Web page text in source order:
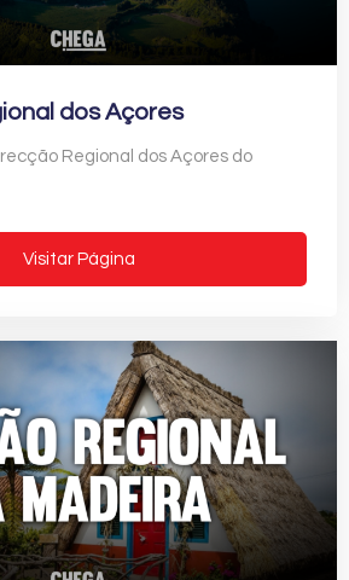
dos Açores
Regional dos Açores do
Visitar Página